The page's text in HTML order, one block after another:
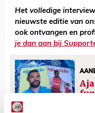
Het volledige
nieuwste editie van
ook ontvangen en
je dan aan bij